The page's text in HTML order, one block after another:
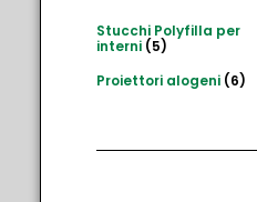
Stucchi Polyfilla per
interni (5)
Proiettori alogeni (6)